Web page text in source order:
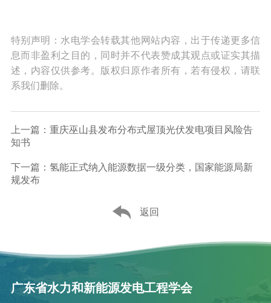
特别声明：水电学会转载其他网站内容，出于传递更多信
息而非盈利之目的，同时并不代表赞成其观点或证实其描
述，内容仅供参考。版权归原作者所有，若有侵权，请联
系我们删除。
上一篇：重庆巫山县发布分布式屋顶光伏发电项目风险告
知书
下一篇：氢能正式纳入能源数据一级分类，国家能源局新
规发布
返回
广东省水力和新能源发电工程学会